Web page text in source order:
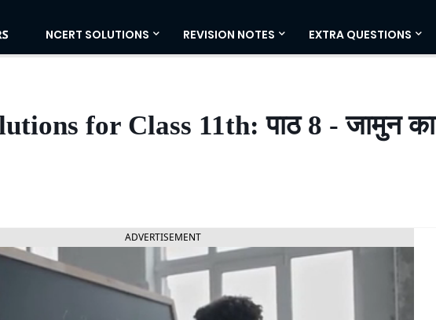
NCERT SOLUTIONS REVISION NOTES EXTRA QUESTIONS
for Class 11th: पाठ 8 - जामुन का
ADVERTISEMENT